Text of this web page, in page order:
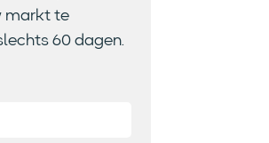
markt te
60 dagen.